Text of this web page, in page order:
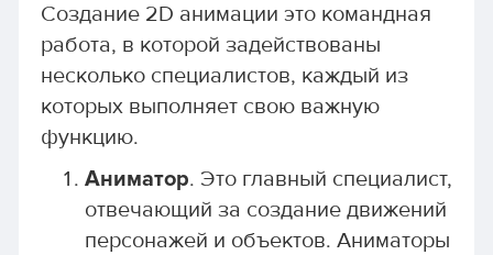
Создание 2D анимации это командная
работа, в которой задействованы
несколько специалистов, каждый из
которых выполняет свою важную
функцию.
Аниматор. Это главный специалист,
отвечающий за создание движений
персонажей и объектов. Аниматоры